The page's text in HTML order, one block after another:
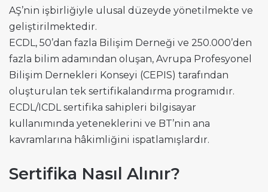
AŞ’nin işbirliğiyle ulusal düzeyde yönetilmekte ve
geliştirilmektedir.
ECDL, 50’dan fazla Bilişim Derneği ve 250.000’den
fazla bilim adamından oluşan, Avrupa Profesyonel
Bilişim Dernekleri Konseyi (CEPIS) tarafından
oluşturulan tek sertifikalandırma programıdır.
ECDL/ICDL sertifika sahipleri bilgisayar
kullanımında yeteneklerini ve BT’nin ana
kavramlarına hâkimliğini ispatlamışlardır.
Sertifika Nasıl Alınır?